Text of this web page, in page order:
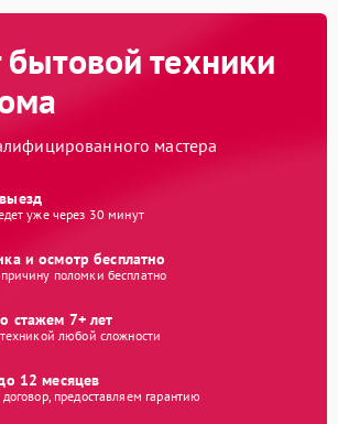
техники
мастера
уже через 30 минут
и осмотр бесплатно
поломки бесплатно
стажем 7+ лет
любой сложности
12 месяцев
предоставляем гарантию